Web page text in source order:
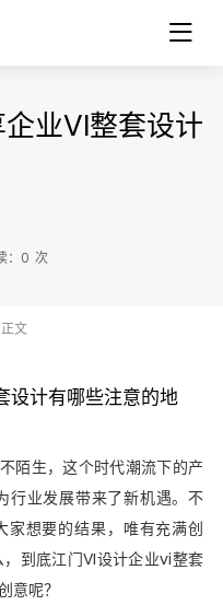
业VI整套设计
0 次
正文
设计有哪些注意的地
陌生，这个时代潮流下的产
行业发展带来了新机遇。不
想要的结果，唯有充满创
到底江门VI设计企业vi整套
意呢？